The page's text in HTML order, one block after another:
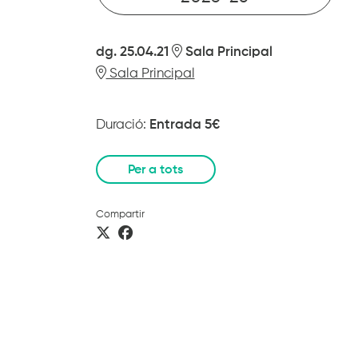
dg. 25.04.21
Sala Principal
Sala Principal
Duració: Entrada 5€
Per a tots
Compartir